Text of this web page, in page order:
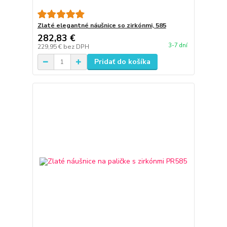
Zlaté elegantné náušnice so zirkónmi, 585
282,83 €
229,95 € bez DPH 3-7 dní
Pridať do košíka